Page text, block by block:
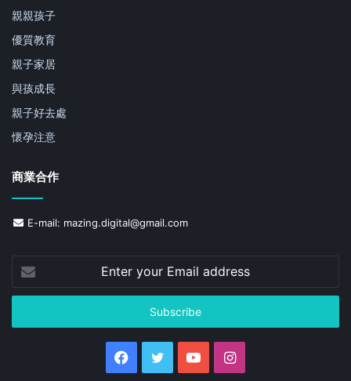
親親孩子
優質教育
親子家居
與孩成長
親子好去處
懷孕注意
商業合作
E-mail: mazing.digital@gmail.com
your
Email
Facebook
Twitter YouTubeInstagram